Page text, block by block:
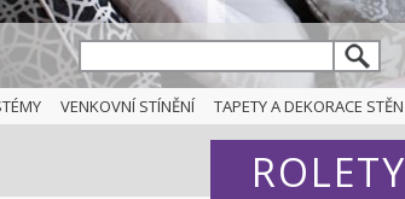
VENKOVNÍ STÍNĚNÍ TAPETY A DEKORACE STĚN
ROLETY